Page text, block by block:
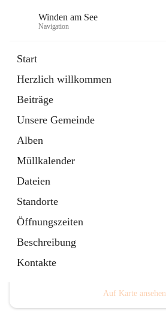
Winden am See
Navigation
Start
Herzlich willkommen
Beiträge
Unsere Gemeinde
Alben
Müllkalender
Dateien
Standorte
Öffnungszeiten
Beschreibung
Kontakte
Externe Webseite
in
Tab
Bebauungsplan
öffnet
in
neuem
Tab
Auf Karte ansehen